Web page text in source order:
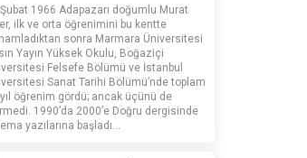
1966 Adapazarı doğumlu Murat
ilk ve orta öğrenimini bu kentte
sonra Marmara Üniversitesi
Yayın Yüksek Okulu, Boğaziçi
Felsefe Bölümü ve İstanbul
Sanat Tarihi Bölümü’nde toplam
öğrenim gördü; ancak üçünü de
1990’da 2000’e Doğru dergisinde
yazılarına başladı...